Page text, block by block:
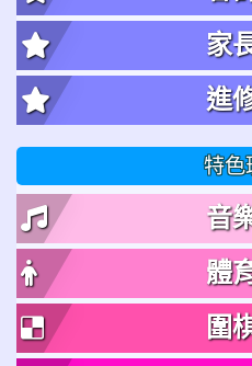
家
進
特色
音
體
圍